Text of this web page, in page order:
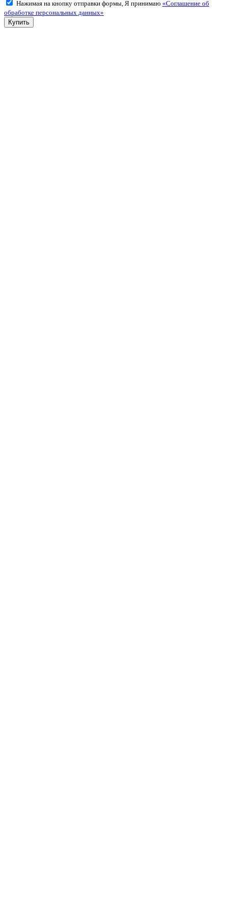
Нажимая на кнопку отправки формы, Я принимаю «Соглашение об
обработке персональных данных»